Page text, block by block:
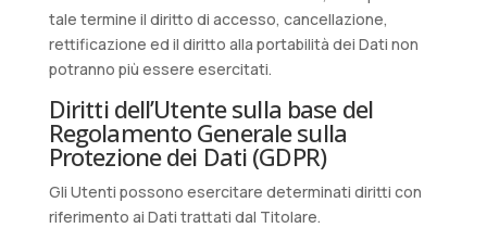
tale termine il diritto di accesso, cancellazione,
rettificazione ed il diritto alla portabilità dei Dati non
potranno più essere esercitati.
Diritti dell’Utente sulla base del
Regolamento Generale sulla
Protezione dei Dati (GDPR)
Gli Utenti possono esercitare determinati diritti con
riferimento ai Dati trattati dal Titolare.